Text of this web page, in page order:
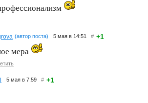
(автор поста) 5 мая в 14:51 # +1
мера
5 мая в 7:59 # +1